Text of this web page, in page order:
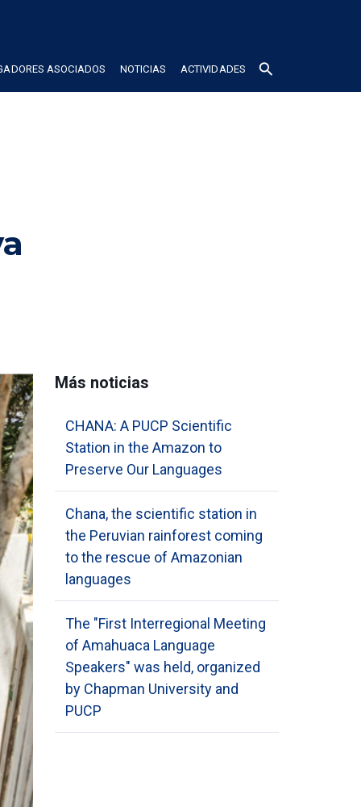
ASOCIADOS NOTICIAS ACTIVIDADES search
Más noticias
CHANA: A PUCP Scientific
Station in the Amazon to
Preserve Our Languages
Chana, the scientific station in
the Peruvian rainforest coming
to the rescue of Amazonian
languages
The "First Interregional Meeting
of Amahuaca Language
Speakers" was held, organized
by Chapman University and
PUCP